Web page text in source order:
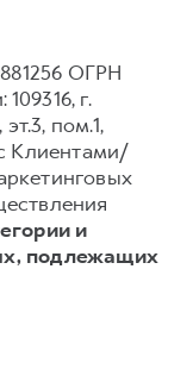
ОГРН
г.
пом.1,
Клиентами/
и
подлежащих